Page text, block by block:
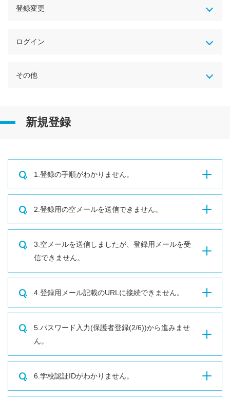
登録変更
ログイン
その他
新規登録
Q. 1.登録の手順がわかりません。
Q. 2.登録用の空メールを送信できません。
Q.
3.空メールを送信しましたが、登録用メールを受
信できません。
Q. 4.登録用メール記載のURLに接続できません。
Q.
5.パスワード入力(保護者登録(2/6))から進みませ
ん。
Q. 6.学校認証IDがわかりません。